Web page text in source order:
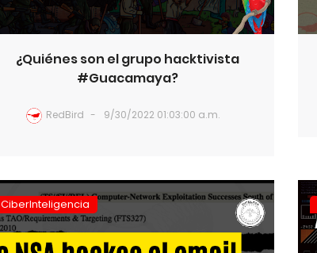
¿Quiénes son el grupo hacktivista
#Guacamaya?
RedBird 9/30/2022 01:03:00 a.m.
CiberInteligencia